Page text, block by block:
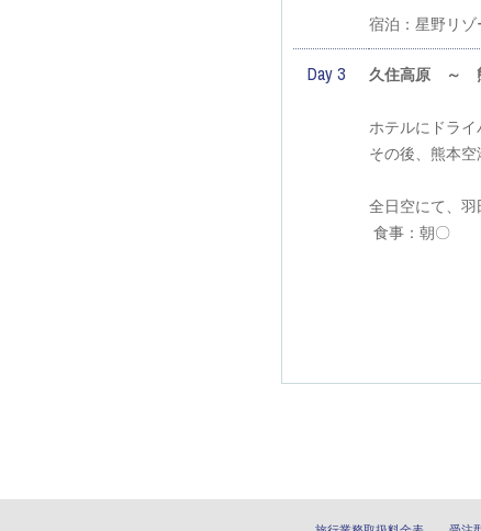
宿泊：星野リ
Day 3 久住高原 ～
ホテルにドラ
その後、熊本空
全日空にて、羽
食事：朝〇